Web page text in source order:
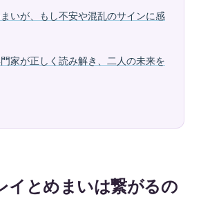
いが、もし不安や混乱のサインに感
家が正しく読み解き、二人の未来を
イとめまいは繋がるの